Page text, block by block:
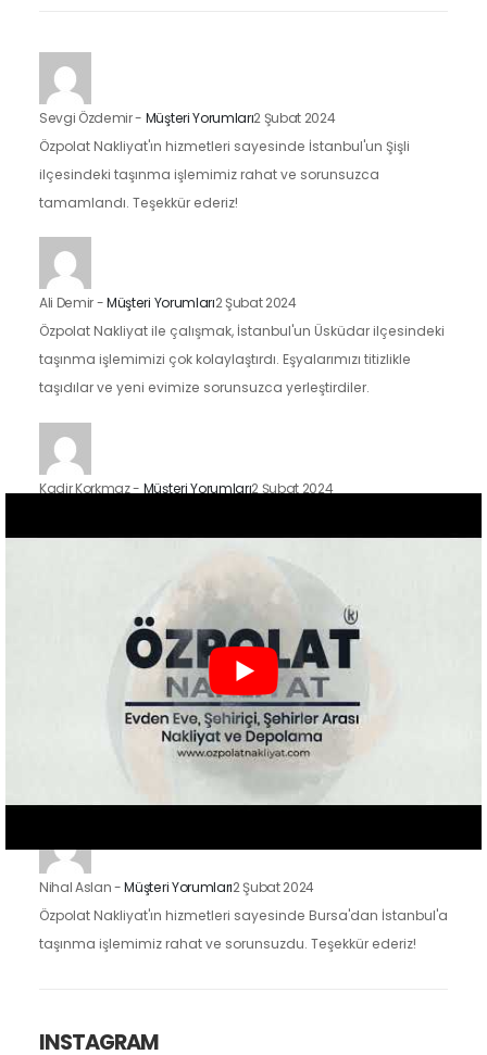
Sevgi Özdemir- Müşteri Yorumları2 Şubat 2024
Özpolat Nakliyat'ın hizmetleri sayesinde İstanbul'un Şişli
ilçesindeki taşınma işlemimiz rahat ve sorunsuzca
tamamlandı. Teşekkür ederiz!
Ali Demir-Müşteri Yorumları2 Şubat 2024
Özpolat Nakliyat ile çalışmak, İstanbul'un Üsküdar ilçesindeki
taşınma işlemimizi çok kolaylaştırdı. Eşyalarımızı titizlikle
taşıdılar ve yeni evimize sorunsuzca yerleştirdiler.
Kadir Korkmaz- Müşteri Yorumları2 Şubat 2024
-Müşteri Yorumları2 Şubat 2024
Özpolat Nakliyat ile çalışmak, Gaziantep'ten Ankara'ya
taşınma işlemimizi oldukça kolaylaştırdı. Eşyalarımızı dikkatle
Nihal Aslan-Müşteri Yorumları2 Şubat 2024
Özpolat Nakliyat'ın hizmetleri sayesinde Bursa'dan İstanbul'a
taşınma işlemimiz rahat ve sorunsuzdu. Teşekkür ederiz!
INSTAGRAM